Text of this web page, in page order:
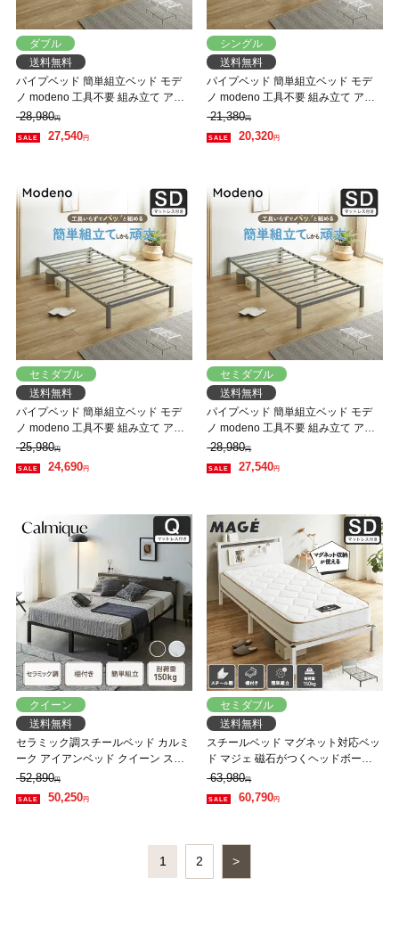
ダブル
送料無料
パイプベッド 簡単組立ベッド モデ
ノ modeno 工具不要 組み立て アイ
アンベッド スチールベッド ダブル
ネルコZマットレス付 通気性 お手入
れ簡単 頑丈
28,980円
27,540円
シングル
送料無料
パイプベッド 簡単組立ベッド モデ
ノ modeno 工具不要 組み立て アイ
アンベッド スチールベッド シング
ルショート バリューマットレス付
通気性 お手入れ簡単 頑丈
21,380円
20,320円
セミダブル
送料無料
パイプベッド 簡単組立ベッド モデ
ノ modeno 工具不要 組み立て アイ
アンベッド スチールベッド セミダ
ブル ネルコZマットレス付 通気性 お
手入れ簡単 頑丈
25,980円
24,690円
セミダブル
送料無料
パイプベッド 簡単組立ベッド モデ
ノ modeno 工具不要 組み立て アイ
アンベッド スチールベッド セミダ
ブル バリューマットレス付 通気性
お手入れ簡単 頑丈
28,980円
27,540円
クイーン
送料無料
セラミック調スチールベッド カルミ
ーク アイアンベッド クイーン スー
パーハードマットレス付 スチールベ
ッド スチールベッドフレーム
52,890円
50,250円
セミダブル
送料無料
スチールベッド マグネット対応ベッ
ド マジェ 磁石がつくヘッドボード
セミダブル 国産交互配列マットレス
付 磁石
63,980円
60,790円
1 2 >